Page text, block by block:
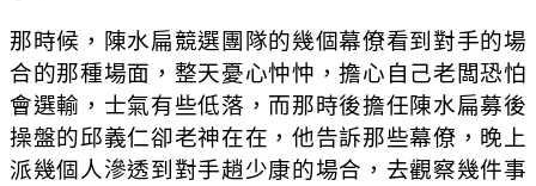
那時候，陳水扁競選團隊的幾個幕僚看到對手的場
合的那種場面，整天憂心忡忡，擔心自己老闆恐怕
會選輸，士氣有些低落，而那時後擔任陳水扁募後
操盤的邱義仁卻老神在在，他告訴那些幕僚，晚上
派幾個人滲透到對手趙少康的場合，去觀察幾件事